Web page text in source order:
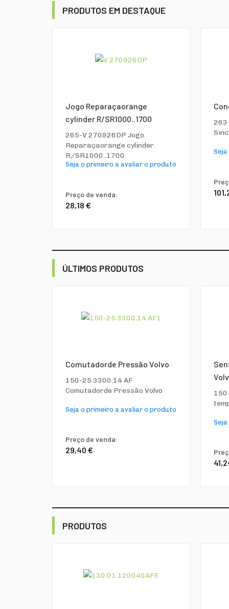
PRODUTOS EM DESTAQUE
Jogo Reparaçaorange
cylinder R/SR1000..1700
265-V 270926DP Jogo
Reparaçaorange cylinder
R/SR1000..1700
Seja o primeiro a avaliar o produto
Preço de venda:
28,18 €
ÚLTIMOS PRODUTOS
Comutadorde Pressão Volvo
150-25.3300.14 AF
Comutadorde Pressão Volvo
Seja o primeiro a avaliar o produto
Preço de venda:
29,40 €
PRODUTOS